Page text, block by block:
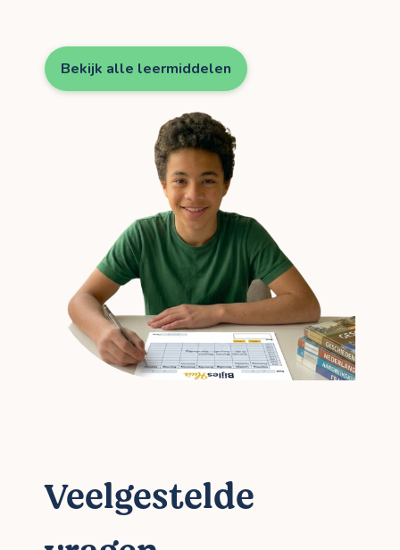
Bekijk alle leermiddelen
Veelgestelde